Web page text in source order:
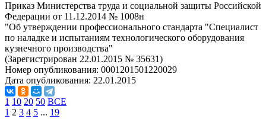
Приказ Министерства труда и социальной защиты Российской
Федерации от 11.12.2014 № 1008н
"Об утверждении профессионального стандарта "Специалист
по наладке и испытаниям технологического оборудования
кузнечного производства"
(Зарегистрирован 22.01.2015 № 35631)
Номер опубликования: 0001201501220029
Дата опубликования: 22.01.2015
1 10 20 50 ВСЕ
1 2 3 4 5 ... 19